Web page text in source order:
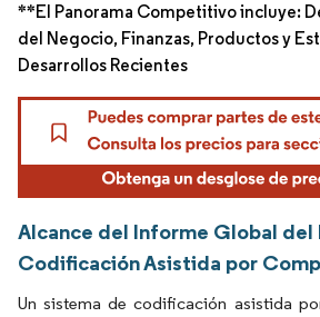
**El Panorama Competitivo incluye:
del Negocio, Finanzas, Productos y
Desarrollos Recientes
Alcance del Informe Global del
Codificación Asistida por
Un sistema de codificación asistida